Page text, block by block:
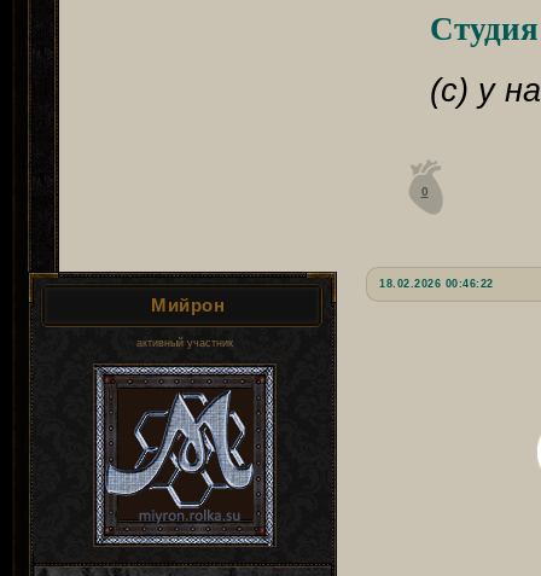
(с) у
0
18.02.2026 00:46:22
Мийрон
активный участник